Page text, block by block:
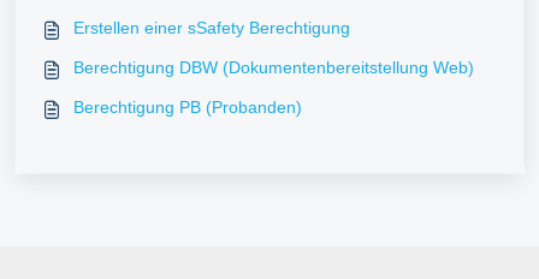
Erstellen einer sSafety Berechtigung
Berechtigung DBW (Dokumentenbereitstellung Web)
Berechtigung PB (Probanden)